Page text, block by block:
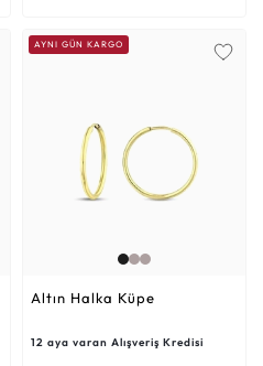
AYNI GÜN KARGO
Altın Halka Küpe
12 aya varan Alışveriş Kredisi